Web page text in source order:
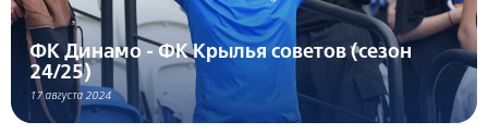
ФК Динамо - ФК Крылья советов (сезон
24/25)
17 августа 2024